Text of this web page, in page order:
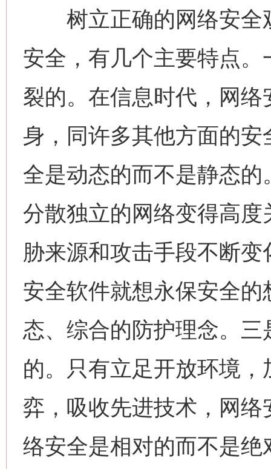
树立正确的网络安全
安全，有几个主要特点
裂的。在信息时代，网
身，同许多其他方面的
全是动态的而不是静态
分散独立的网络变得高
胁来源和攻击手段不断
安全软件就想永保安全
态、综合的防护理念。
的。只有立足开放环境
弈，吸收先进技术，网
络安全是相对的而不是